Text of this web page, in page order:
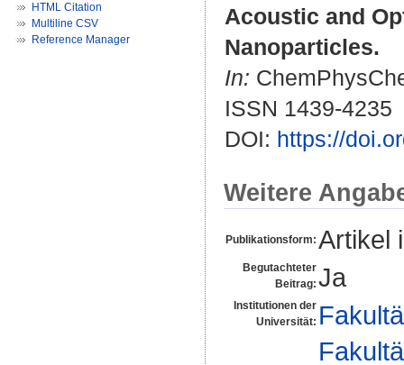
HTML Citation
Multiline CSV
Reference Manager
Acoustic and
Nanoparticles.
In:
ISSN 1439-4235
DOI: https://
Weitere
Publikationsform: Artikel
Begutachteter
Beitrag: Ja
Institutionen der
Universität: